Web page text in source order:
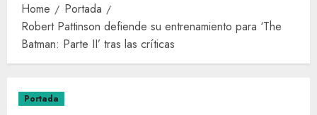
Home
Portada
Robert Pattinson defiende su entrenamiento para ‘The
Batman: Parte II’ tras las críticas
Portada